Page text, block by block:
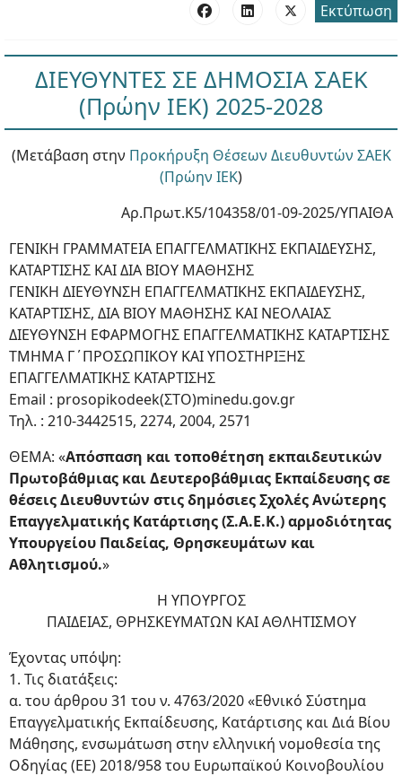
Εκτύπωση
ΔΙΕΥΘΥΝΤΕΣ ΣΕ ΔΗΜΟΣΙΑ ΣΑΕΚ
(Πρώην ΙΕΚ) 2025-2028
(Μετάβαση στην Προκήρυξη Θέσεων Διευθυντών ΣΑΕΚ
(Πρώην ΙΕΚ)
Αρ.Πρωτ.Κ5/104358/01-09-2025/ΥΠΑΙΘΑ
ΓΕΝΙΚΗ ΓΡΑΜΜΑΤΕΙΑ ΕΠΑΓΓΕΛΜΑΤΙΚΗΣ ΕΚΠΑΙΔΕΥΣΗΣ,
ΚΑΤΑΡΤΙΣΗΣ ΚΑΙ ΔΙΑ ΒΙΟΥ ΜΑΘΗΣΗΣ
ΓΕΝΙΚΗ ΔΙΕΥΘΥΝΣΗ ΕΠΑΓΓΕΛΜΑΤΙΚΗΣ ΕΚΠΑΙΔΕΥΣΗΣ,
ΚΑΤΑΡΤΙΣΗΣ, ΔΙΑ ΒΙΟΥ ΜΑΘΗΣΗΣ ΚΑΙ ΝΕΟΛΑΙΑΣ
ΔΙΕΥΘΥΝΣΗ ΕΦΑΡΜΟΓΗΣ ΕΠΑΓΓΕΛΜΑΤΙΚΗΣ ΚΑΤΑΡΤΙΣΗΣ
ΤΜΗΜΑ Γ΄ΠΡΟΣΩΠΙΚΟΥ ΚΑΙ ΥΠΟΣΤΗΡΙΞΗΣ
ΕΠΑΓΓΕΛΜΑΤΙΚΗΣ ΚΑΤΑΡΤΙΣΗΣ
Email : prosopikodeek(ΣΤΟ)minedu.gov.gr
Τηλ. : 210-3442515, 2274, 2004, 2571
ΘΕΜΑ: «Απόσπαση και τοποθέτηση εκπαιδευτικών
Πρωτοβάθμιας και Δευτεροβάθμιας Εκπαίδευσης σε
θέσεις Διευθυντών στις δημόσιες Σχολές Ανώτερης
Επαγγελματικής Κατάρτισης (Σ.Α.Ε.Κ.) αρμοδιότητας
Υπουργείου Παιδείας, Θρησκευμάτων και
Αθλητισμού.»
Η ΥΠΟΥΡΓΟΣ
ΠΑΙΔΕΙΑΣ, ΘΡΗΣΚΕΥΜΑΤΩΝ ΚΑΙ ΑΘΛΗΤΙΣΜΟΥ
Έχοντας υπόψη:
1. Τις διατάξεις:
α. του άρθρου 31 του ν. 4763/2020 «Εθνικό Σύστημα
Επαγγελματικής Εκπαίδευσης, Κατάρτισης και Διά Βίου
Μάθησης, ενσωμάτωση στην ελληνική νομοθεσία της
Οδηγίας (ΕΕ) 2018/958 του Ευρωπαϊκού Κοινοβουλίου